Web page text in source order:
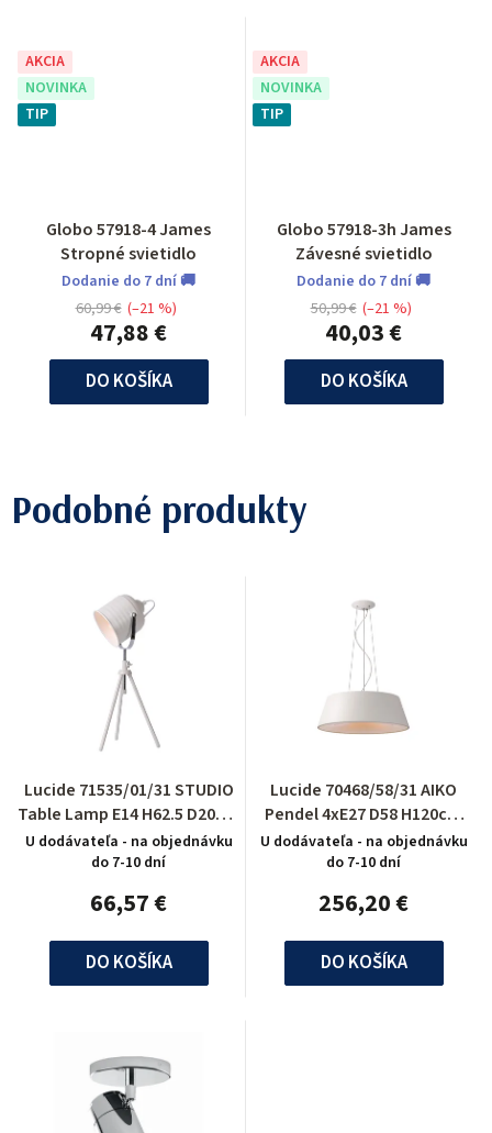
AKCIA
NOVINKA
TIP
Globo 57918-4 James
Stropné svietidlo
Dodanie do 7 dní 🚚
47,88 €
60,99 € (–21 %)
DO KOŠÍKA
AKCIA
NOVINKA
TIP
Globo 57918-3h James
Závesné svietidlo
Dodanie do 7 dní 🚚
40,03 €
50,99 € (–21 %)
DO KOŠÍKA
Podobné produkty
Lucide 71535/01/31 STUDIO
Table Lamp E14 H62.5 D20cm
White
U dodávateľa - na objednávku
do 7-10 dní
66,57 €
DO KOŠÍKA
Lucide 70468/58/31 AIKO
Pendel 4xE27 D58 H120cm
Wit
U dodávateľa - na objednávku
do 7-10 dní
256,20 €
DO KOŠÍKA